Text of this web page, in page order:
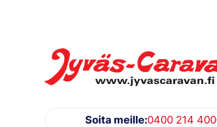
sisältöön
Jyväs-Caravan Oy
Soita meille:0400 214 400